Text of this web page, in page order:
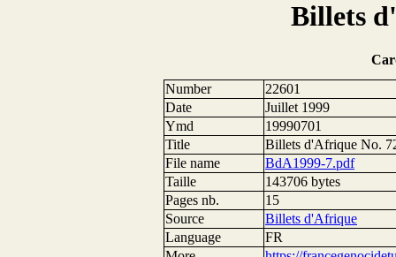
Billets
Number
22601
Date
Juillet 1999
Ymd
19990701
Title
Billets d'Afrique No.
File name
BdA1999-7.pdf
Taille
143706 bytes
Pages nb.
15
Source
Billets d'Afrique
Language
FR